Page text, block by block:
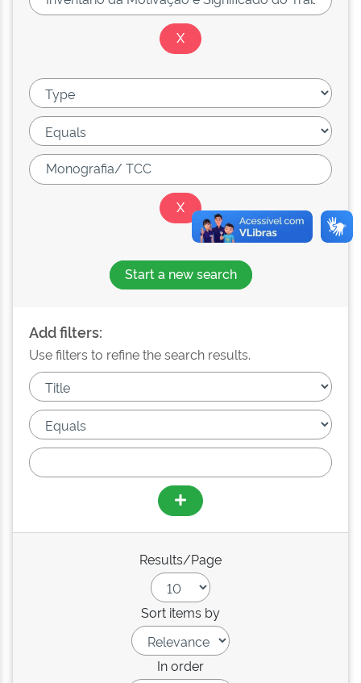
Start a new search
Add filters:
Use filters to refine the search results.
Results/Page
Sort items by
In order